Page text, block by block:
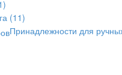
(11)
Принадлежности для